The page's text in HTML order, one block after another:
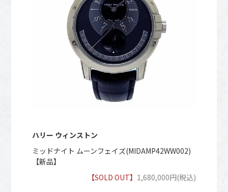
ハリー ウィンストン
ミッドナイト ムーンフェイズ(MIDAMP42WW002)
【新品】
【SOLD OUT】 1,680,000円(税込)